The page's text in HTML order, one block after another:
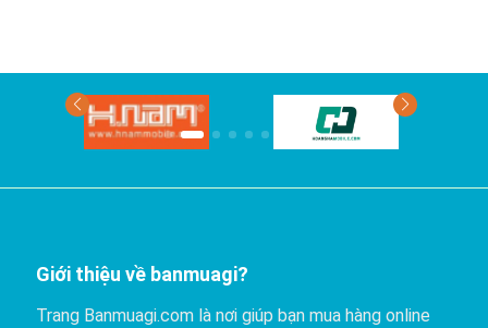
rẻ
nhất?
Giới thiệu về banmuagi?
Trang Banmuagi.com là nơi giúp bạn mua hàng online